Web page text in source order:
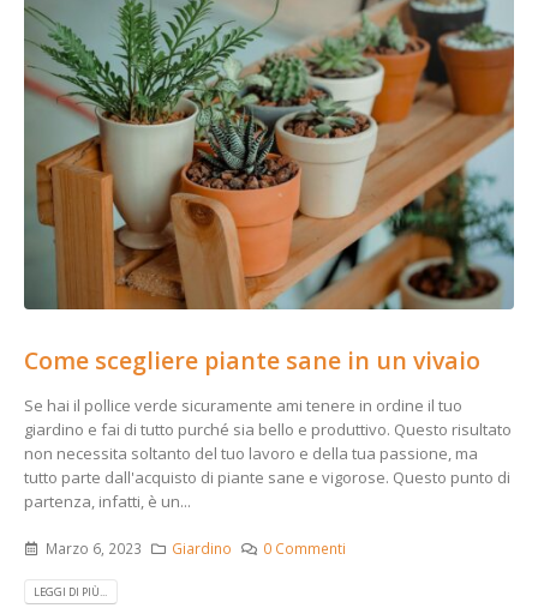
Come scegliere piante sane in un vivaio
Se hai il pollice verde sicuramente ami tenere in ordine il tuo
giardino e fai di tutto purché sia bello e produttivo. Questo risultato
non necessita soltanto del tuo lavoro e della tua passione, ma
tutto parte dall'acquisto di piante sane e vigorose. Questo punto di
partenza, infatti, è un...
Marzo 6, 2023 Giardino 0 Commenti
LEGGI DI PIÙ...